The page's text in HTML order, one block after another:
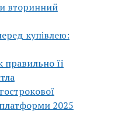
вторинний
купівлею:
правильно її
2025